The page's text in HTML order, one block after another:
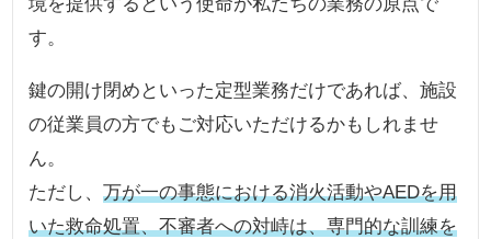
す。
鍵の開け閉めといった定型業務だけであれば、施設
の従業員の方でもご対応いただけるかもしれませ
ん。
ただし、万が一の事態における消火活動やAEDを用
いた救命処置、不審者への対峙は、専門的な訓練を